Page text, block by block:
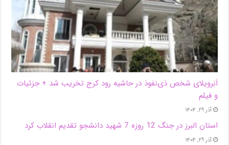
اَبَر‌ویلای شخص ذی‌نفوذ در حاشیه‌ رود کرج تخریب شد + جزئیات
و فیلم
آذر ۲۹, ۱۴۰۴
استان البرز در جنگ 12 روزه 7 شهید دانشجو تقدیم انقلاب کرد
آذر ۲۹, ۱۴۰۴